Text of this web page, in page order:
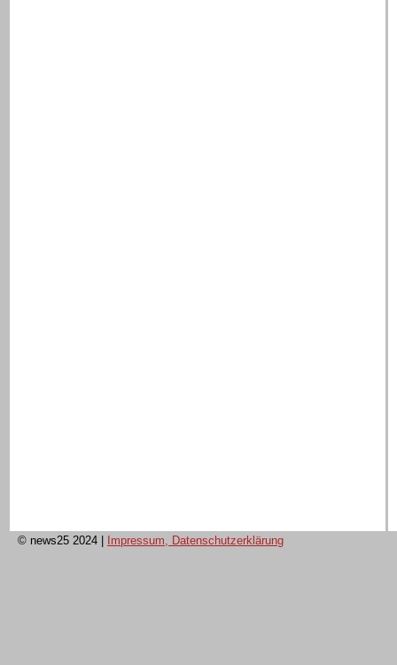
© news25 2024 Impressum, Datenschutzerklärung